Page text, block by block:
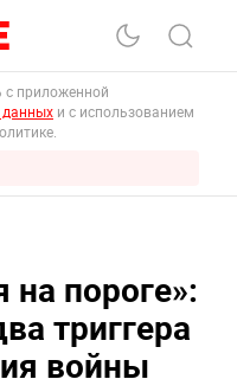
с приложенной
данных и с использованием
на пороге»:
триггера
войны